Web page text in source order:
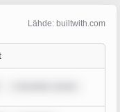
Lähde: builtwith.com